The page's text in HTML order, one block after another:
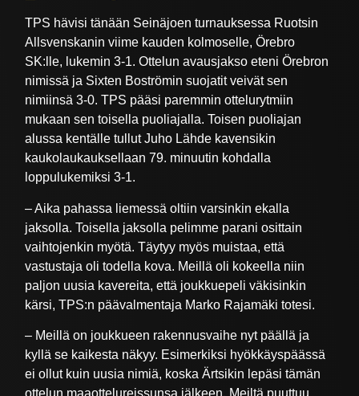
TPS hävisi tänään Seinäjoen turnauksessa Ruotsin
Allsvenskanin viime kauden kolmoselle, Örebro
SK:lle, lukemin 3-1. Ottelun avausjakso eteni Örebron
nimissä ja Sixten Boströmin suojatit veivät sen
nimiinsä 3-0. TPS pääsi paremmin ottelurytmiin
mukaan sen toisella puoliajalla. Toisen puoliajan
alussa kentälle tullut Juho Lähde kavensikin
kaukolaukauksellaan 79. minuutin kohdalla
loppulukemiksi 3-1.
– Aika pahassa liemessä oltiin varsinkin ekalla
jaksolla. Toisella jaksolla pelimme parani osittain
vaihtojenkin myötä. Täytyy myös muistaa, että
vastustaja oli todella kova. Meillä oli kokeella niin
paljon uusia kavereita, että joukkuepeli väkisinkin
kärsi, TPS:n päävalmentaja Marko Rajamäki totesi.
– Meillä on joukkueen rakennusvaihe nyt päällä ja
kyllä se kaikesta näkyy. Esimerkiksi hyökkäyspäässä
ei ollut kuin uusia nimiä, koska Ärtsikin lepäsi tämän